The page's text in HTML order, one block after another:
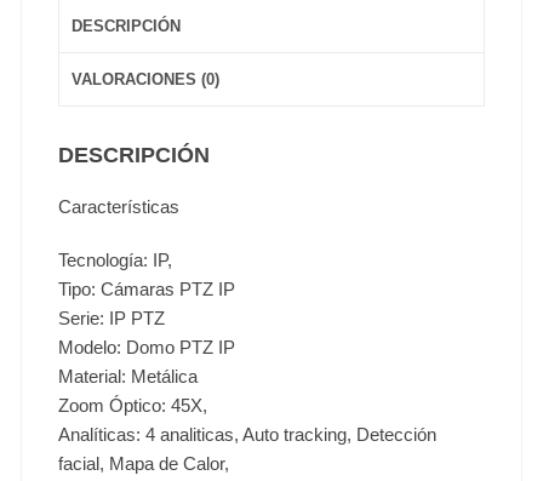
DESCRIPCIÓN
VALORACIONES (0)
DESCRIPCIÓN
Características
Tecnología: IP,
Tipo: Cámaras PTZ IP
Serie: IP PTZ
Modelo: Domo PTZ IP
Material: Metálica
Zoom Óptico: 45X,
Analíticas: 4 analiticas, Auto tracking, Detección
facial, Mapa de Calor,